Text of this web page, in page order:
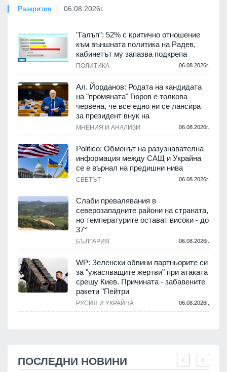
Разкрития 06.08.2026г.
"Галъп": 52% с критично отношение
към външната политика на Радев,
кабинетът му запазва подкрепа
ПОЛИТИКА 06.08.2026г.
Ал. Йорданов: Родата на кандидата
на "промяната" Гюров е толкова
червена, че все едно ни се лансира
за президент внук на
МНЕНИЯ И АНАЛИЗИ 06.08.2026г.
Politico: Обменът на разузнавателна
информация между САЩ и Украйна
се е върнал на предишни нива
СВЕТЪТ 06.08.2026г.
Слаби превалявания в
северозападните райони на страната,
но температурите остават високи - до
37°
БЪЛГАРИЯ 06.08.2026г.
WP: Зеленски обвини партньорите си
за "ужасяващите жертви" при атаката
срещу Киев. Причината - забавените
ракети "Пейтри
РУСИЯ И УКРАЙНА 06.08.2026г.
ПОСЛЕДНИ НОВИНИ